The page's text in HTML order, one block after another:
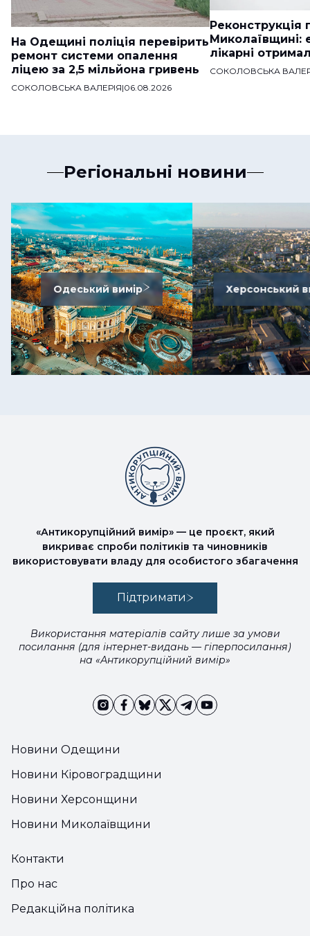
На Одещині поліція перевірить
ремонт системи опалення
ліцею за 2,5 мільйона гривень
СОКОЛОВСЬКА ВАЛЕРІЯ|06.08.2026
Реконструкція
Миколаївщині:
лікарні
СОКОЛОВСЬКА
Регіональні новини
Одеський вимір Херсонський
Новини Одещини
Новини Кіровоградщини
Новини Херсонщини
Новини Миколаївщини
«Антикорупційний вимір» — це проєкт, який
викриває спроби політиків та чиновників
використовувати владу для особистого збагачення
Підтримати
Використання матеріалів сайту лише за умови
посилання (для інтернет-видань — гіперпосилання)
на «Антикорупційний вимір»
Контакти
Про нас
Редакційна політика